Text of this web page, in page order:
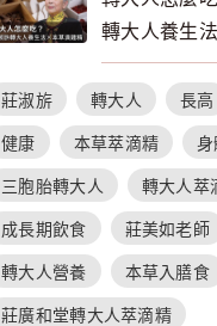
轉大人養生
雞精的補養
莊淑旂 轉大人 長高
健康 本草萃滴精
三胞胎轉大人 轉大人萃
成長期飲食 莊美如老師
轉大人營養 本草入膳食
莊廣和堂轉大人萃滴精